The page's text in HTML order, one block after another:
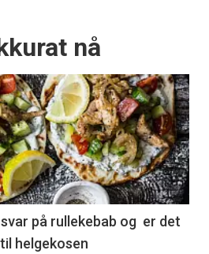
nå
på rullekebab og er det
helgekosen